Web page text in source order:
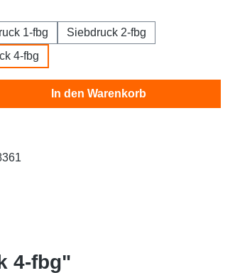
1-fbg
Siebdruck 2-fbg
4-fbg
den gewünschten Wert ein
In den Warenkorb
4-fbg"